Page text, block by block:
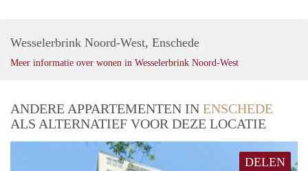
Wesselerbrink Noord-West, Enschede
Meer informatie over wonen in Wesselerbrink Noord-West
ANDERE APPARTEMENTEN IN ENSCHEDE
ALS ALTERNATIEF VOOR DEZE LOCATIE
DELEN